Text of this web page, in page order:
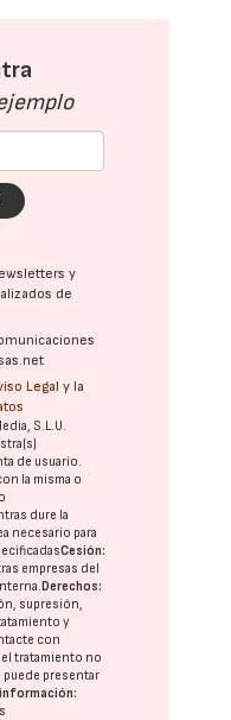
y
de
Legal y la
S.L.U.
de usuario.
la misma o
dure la
necesario para
Cesión:
empresas del
Derechos:
supresión,
y
con
el tratamiento no
puede presentar